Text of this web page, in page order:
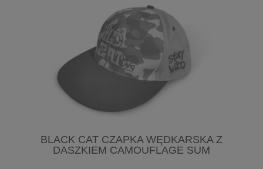
BLACK CAT CZAPKA WĘDKARSKA Z
DASZKIEM CAMOUFLAGE SUM